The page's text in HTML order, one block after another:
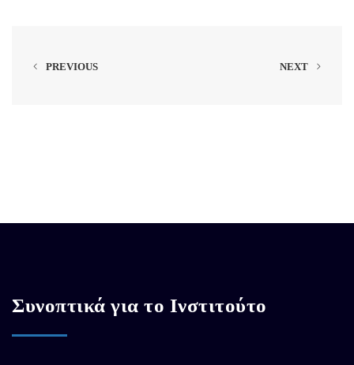
PREVIOUS NEXT
Συνοπτικά για το Ινστιτούτο